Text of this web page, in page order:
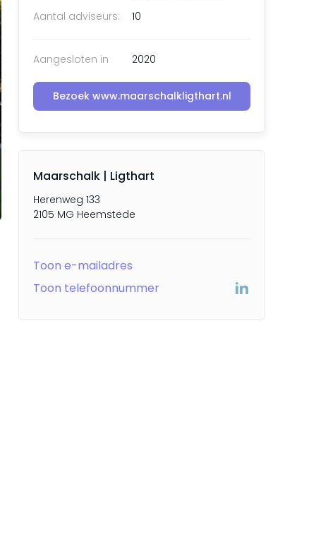
Aantal adviseurs:
10
Aangesloten in 2020
Bezoek www.maarschalkligthart.nl
Maarschalk | Ligthart
Herenweg 133
2105 MG Heemstede
Toon e-mailadres
Toon telefoonnummer